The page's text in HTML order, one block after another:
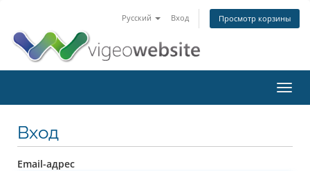
Русский Вход Просмотр корзины
Вход
Email-адрес